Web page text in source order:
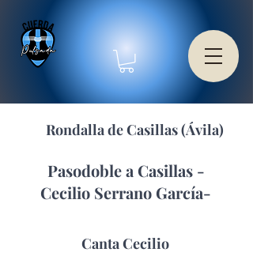
Rondalla de Casillas (Ávila)
Pasodoble a Casillas -
Cecilio Serrano García-
Canta Cecilio